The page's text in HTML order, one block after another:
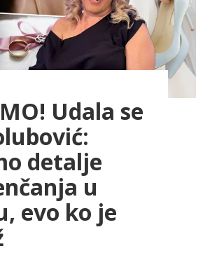
Udala se
detalje
u
evo ko je